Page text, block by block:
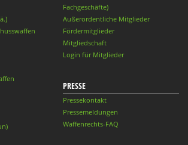
Fachgeschäfte)
Außerordentliche Mitglieder
Fördermitglieder
Mitgliedschaft
Login für Mitglieder
PRESSE
Pressekontakt
Pressemeldungen
Waffenrechts-FAQ